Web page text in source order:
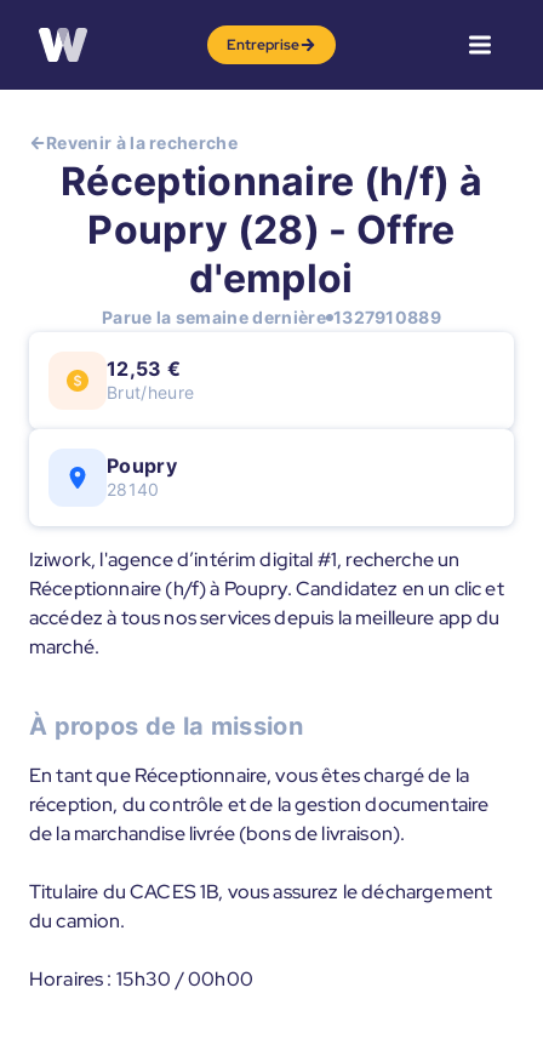
Entreprise
Revenir à la recherche
Réceptionnaire (h/f) à
Poupry (28) - Offre
d'emploi
Parue la semaine dernière 1327910889
12,53 €
Brut/heure
Poupry
28140
Iziwork, l'agence d’intérim digital #1, recherche un
Réceptionnaire (h/f) à Poupry. Candidatez en un clic et
accédez à tous nos services depuis la meilleure app du
marché.
À propos de la mission
En tant que Réceptionnaire, vous êtes chargé de la
réception, du contrôle et de la gestion documentaire
de la marchandise livrée (bons de livraison).
Titulaire du CACES 1B, vous assurez le déchargement
du camion.
Horaires : 15h30 / 00h00